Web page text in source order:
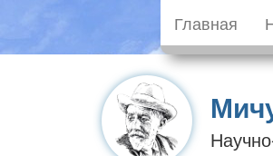
Главная